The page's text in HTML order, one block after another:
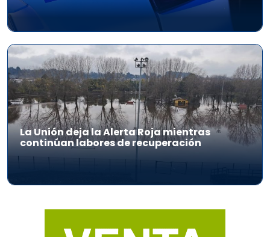
La Unión deja la Alerta Roja mientras
continúan labores de recuperación